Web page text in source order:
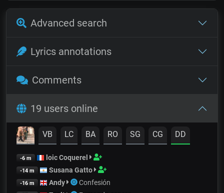
Advanced search
Lyrics annotations
Comments
19 users online
VB LC BA RO SG CG DD
-6 m loic Coquerel
-14 m Susana Gatto
-16 m Andy Confesión